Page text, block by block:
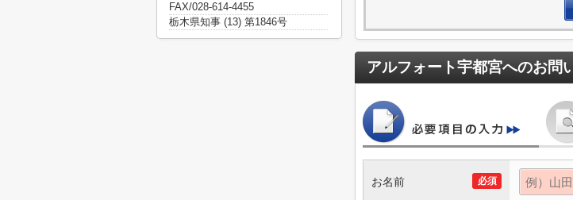
アルフォート宇都宮へのお問
必須
お名前
FAX/028-614-4455
栃木県知事 (13) 第1846号